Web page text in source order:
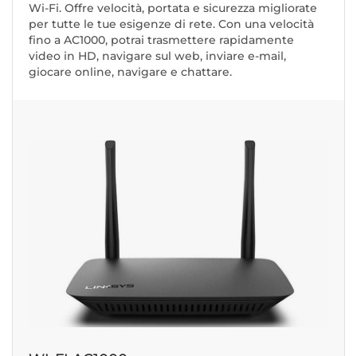
Wi-Fi. Offre velocità, portata e sicurezza migliorate
per tutte le tue esigenze di rete. Con una velocità
fino a AC1000, potrai trasmettere rapidamente
video in HD, navigare sul web, inviare e-mail,
giocare online, navigare e chattare.